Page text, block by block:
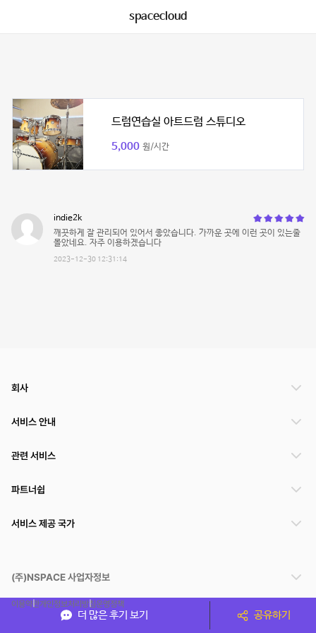
spacecloud
드럼연습실 아트드럼 스튜디오
5,000 원/시간
indie2k
깨끗하게 잘 관리되어 있어서 좋았습니다. 가까운 곳에 이런 곳이 있는줄
몰았네요. 자주 이용하겠습니다
2023-12-30 12:31:14
더 많은 후기 보기 공유하기
회사
서비스 안내
관련 서비스
파트너쉽
서비스 제공 국가
(주)NSPACE 사업자정보
이용약관개인정보처리방침운영정책
스페이스클라우드는 통신판매중개자이며 통신판매의 당사자가 아닙니다. 따라서 스페이스클